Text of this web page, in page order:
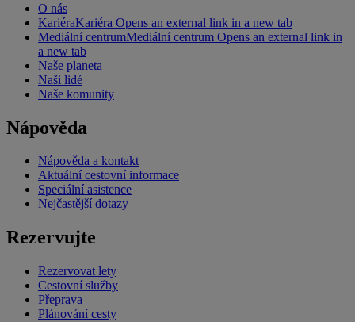
O nás
KariéraKariéra Opens an external link in a new tab
Mediální centrumMediální centrum Opens an external link in
a new tab
Naše planeta
Naši lidé
Naše komunity
Nápověda
Nápověda a kontakt
Aktuální cestovní informace
Speciální asistence
Nejčastější dotazy
Rezervujte
Rezervovat lety
Cestovní služby
Přeprava
Plánování cesty